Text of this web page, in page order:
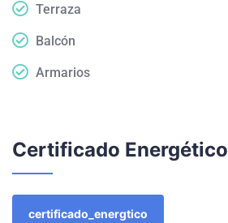
Terraza
Balcón
Armarios
Certificado Energético
certificado_energtico